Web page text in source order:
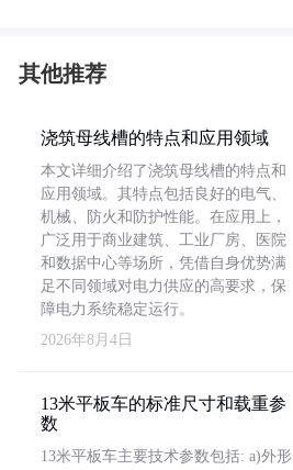
其他推荐
浇筑母线槽的特点和应用领域
本文详细介绍了浇筑母线槽的特点和
应用领域。其特点包括良好的电气、
机械、防火和防护性能。在应用上，
广泛用于商业建筑、工业厂房、医院
和数据中心等场所，凭借自身优势满
足不同领域对电力供应的高要求，保
障电力系统稳定运行。
2026年8月4日
13米平板车的标准尺寸和载重参
数
13米平板车主要技术参数包括: a)外形